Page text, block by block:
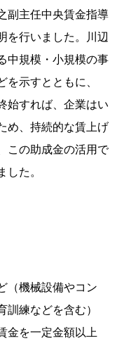
副主任中央賃金指導
を行いました。川辺
中規模・小規模の事
示すとともに、
始すれば、企業はい
め、持続的な賃上げ
この助成金の活用で
した。
（機械設備やコン
練などを含む）
金を一定金額以上